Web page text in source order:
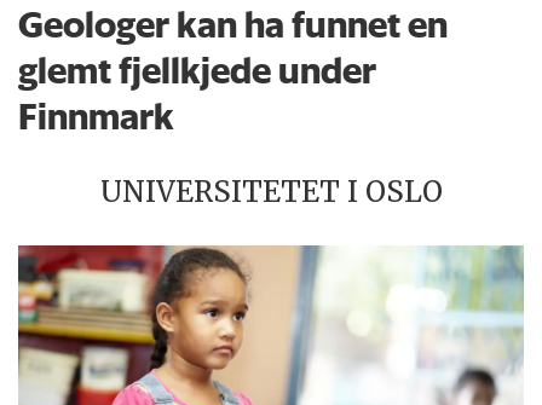
Geologer kan ha funnet en
glemt fjellkjede under
Finnmark
UNIVERSITETET I OSLO